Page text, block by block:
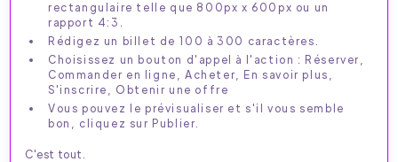
rectangulaire telle que 800px x 600px ou un
rapport 4:3.
Rédigez un billet de 100 à 300 caractères.
Choisissez un bouton d'appel à l'action : Réserver,
Commander en ligne, Acheter, En savoir plus,
S'inscrire, Obtenir une offre
Vous pouvez le prévisualiser et s'il vous semble
bon, cliquez sur Publier.
C'est tout.